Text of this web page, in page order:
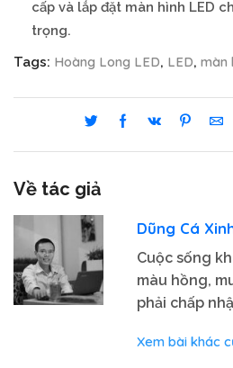
cấp và lắp đặt màn hình LED
trọng.
Tags: Hoàng Long LED, LED, màn
Về tác giả
Dũng Cá
Cuộc sống
màu hồng,
phải chấp
Xem bài khác